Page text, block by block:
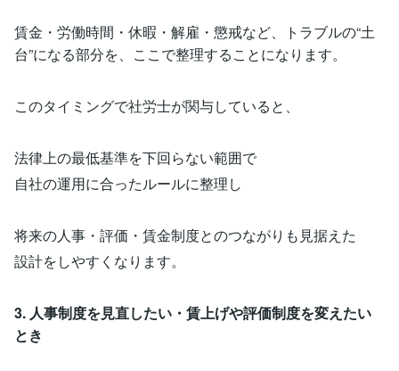
賃金・労働時間・休暇・解雇・懲戒など、トラブルの“土
台”になる部分を、ここで整理することになります。
このタイミングで社労士が関与していると、
法律上の最低基準を下回らない範囲で
自社の運用に合ったルールに整理し
将来の人事・評価・賃金制度とのつながりも見据えた
設計をしやすくなります。
3. 人事制度を見直したい・賃上げや評価制度を変えたい
とき